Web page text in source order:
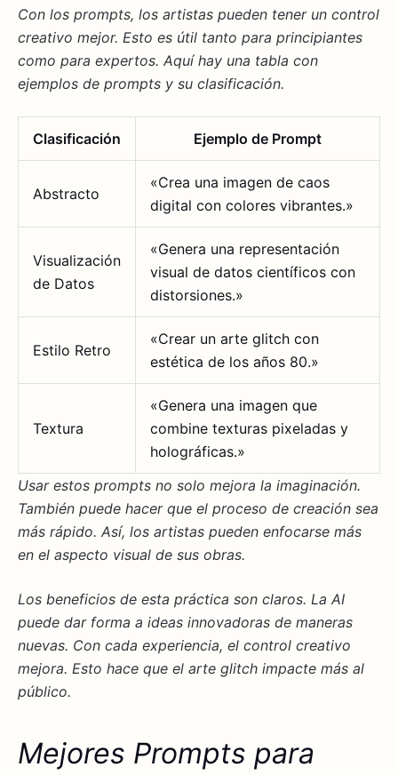
Con los prompts, los artistas pueden tener un control
creativo mejor. Esto es útil tanto para principiantes
como para expertos. Aquí hay una tabla con
ejemplos de prompts y su clasificación.
Clasificación Ejemplo de Prompt
Abstracto
«Crea una imagen de caos
digital con colores vibrantes.»
Visualización
de Datos
«Genera una representación
visual de datos científicos con
distorsiones.»
Estilo Retro
«Crear un arte glitch con
estética de los años 80.»
Textura
«Genera una imagen que
combine texturas pixeladas y
holográficas.»
Usar estos prompts no solo mejora la imaginación.
También puede hacer que el proceso de creación sea
más rápido. Así, los artistas pueden enfocarse más
en el aspecto visual de sus obras.
Los beneficios de esta práctica son claros. La AI
puede dar forma a ideas innovadoras de maneras
nuevas. Con cada experiencia, el control creativo
mejora. Esto hace que el arte glitch impacte más al
público.
Mejores Prompts para